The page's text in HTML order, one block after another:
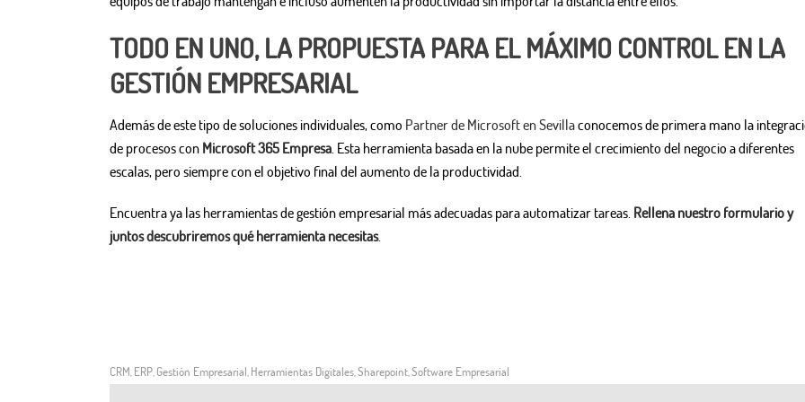
TODO EN UNO, LA PROPUESTA PARA EL MÁXIMO CONTROL EN LA
GESTIÓN EMPRESARIAL
Además de este tipo de soluciones individuales, como Partner de Microsoft en Sevillaconocemos de primera mano la
de procesos con Microsoft 365 Empresa. Esta herramienta basada en la nube permite el crecimiento del negocio a diferentes
escalas, pero siempre con el objetivo final del aumento de la productividad.
Encuentra ya las herramientas de gestión empresarial más adecuadas para automatizar tareas. Rellena nuestro formulario y
juntos descubriremos qué herramienta necesitas.
CRM, ERP, Gestión Empresarial, Herramientas Digitales,Sharepoint,Software Empresarial